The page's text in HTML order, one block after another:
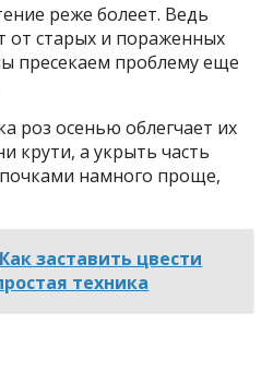
реже болеет. Ведь
от старых и пораженных
пресекаем проблему еще
роз осенью облегчает их
крути, а укрыть часть
почками намного проще,
Как заставить цвести
техника